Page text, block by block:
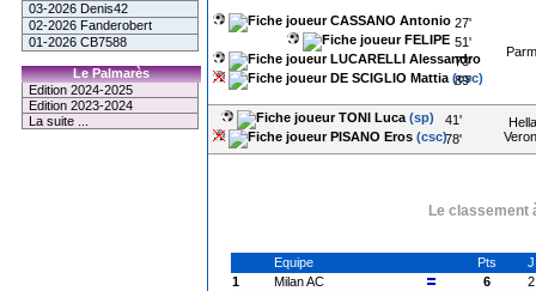
03-2026 Denis42
02-2026 Fanderobert
01-2026 CB7588
Le Palmarès
Edition 2024-2025
Edition 2023-2024
La suite ...
CASSANO Antonio 27'
FELIPE 51'
LUCARELLI Alessandro
73'
DE SCIGLIO Mattia (csc)
89'
TONI Luca (sp)
41'
PISANO Eros (csc)78'
Le classement
Equipe Pts
J
1
Milan AC 6
2